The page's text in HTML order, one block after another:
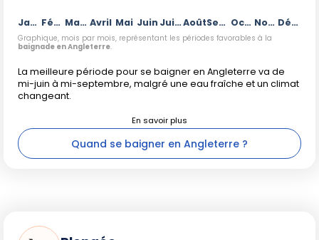
Janvier Février Mars Avril Mai Juin JuilletAoût Septembre Octobre Novembre Décembre
Graphique, mois par mois, représentant les périodes favorables à la
baignade en Angleterre.
La meilleure période pour se baigner en Angleterre va de
mi-juin à mi-septembre, malgré une eau fraîche et un climat
changeant.
Quand se baigner en Angleterre ?